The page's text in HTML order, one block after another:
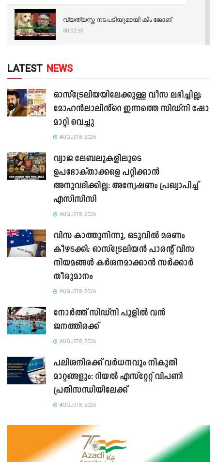
വ്യത്യസ്ത നടപടിയുമായി കിം ജോങ്
00:02:35
LATEST NEWS
ഓസ്‌ട്രേലിയയിലേക്കുള്ള വീസ ലഭിച്ചില്ല;
മോഹൻലാലിൻ്റെ ഇന്നത്തെ സിഡ്നി ഷോ
മാറ്റി വെച്ചു
AUGUST 8, 2026
വ്യാജ ലേബലുകളിലൂടെ
ഉപഭോക്താക്കളെ പറ്റിക്കാൻ
അനുവദിക്കില്ല: അന്വേഷണം പ്രഖ്യാപിച്ച്
എസിസിസി
AUGUST 8, 2026
വിസ കാത്തുനിന്നു, ഒടുവിൽ മരണം
കീഴടക്കി; ഓസ്‌ട്രേലിയൻ പാരന്റ് വിസ
നിയമങ്ങൾ കർശനമാക്കാൻ സർക്കാർ
തീരുമാനം
AUGUST 8, 2026
നോർത്ത് സിഡ്നി പൂളിൽ വൻ
ജനത്തിരക്ക്
AUGUST 8, 2026
പലിശനിരക്ക് വർധനവും നികുതി
മാറ്റങ്ങളും: റിയൽ എസ്റ്റേറ്റ് വിപണി
പ്രതിസന്ധിയിലേക്ക്
AUGUST 8, 2026